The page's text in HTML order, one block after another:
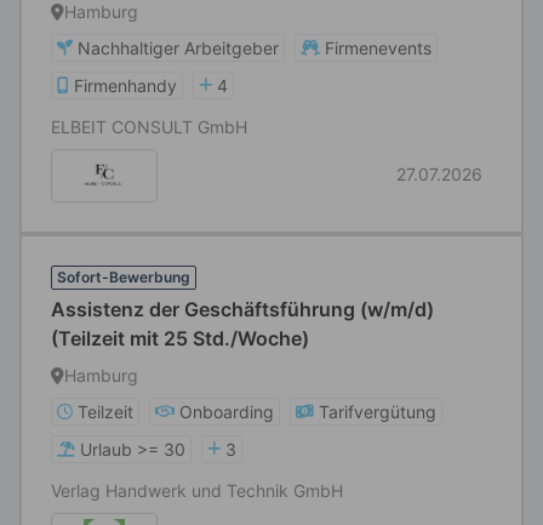
Hamburg
Nachhaltiger Arbeitgeber
Firmenevents
Firmenhandy
4
ELBEIT CONSULT GmbH
27.07.2026
Sofort-Bewerbung
Assistenz der Geschäftsführung (w/m/d)
(Teilzeit mit 25 Std./Woche)
Hamburg
Teilzeit
Onboarding
Tarifvergütung
Urlaub >= 30
3
Verlag Handwerk und Technik GmbH